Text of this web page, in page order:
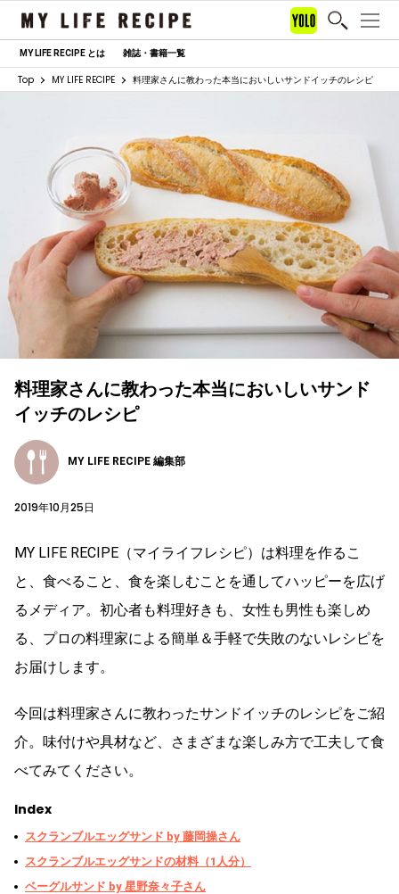
MY LIFE RECIPE とは 雑誌・書籍一覧
Top MY LIFE RECIPE 料理家さんに教わった本当においしいサンドイッチのレシピ
料理家さんに教わった本当においしいサンド
イッチのレシピ
MY LIFE RECIPE 編集部
2019年10月25日
MY LIFE RECIPE（マイライフレシピ）は料理を作るこ
と、食べること、食を楽しむことを通してハッピーを広げ
るメディア。初心者も料理好きも、女性も男性も楽しめ
る、プロの料理家による簡単＆手軽で失敗のないレシピを
お届けします。
今回は料理家さんに教わったサンドイッチのレシピをご紹
介。味付けや具材など、さまざまな楽しみ方で工夫して食
べてみてください。
Index
スクランブルエッグサンド by 藤岡操さん
スクランブルエッグサンドの材料（1人分）
ベーグルサンド by 星野奈々子さん